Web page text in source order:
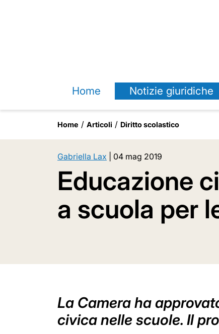
Home Notizie giuridiche
Home Articoli Diritto scolastico
Gabriella Lax 04 mag 2019
Educazione
a scuola per
La Camera ha
civica nelle scuole. Il